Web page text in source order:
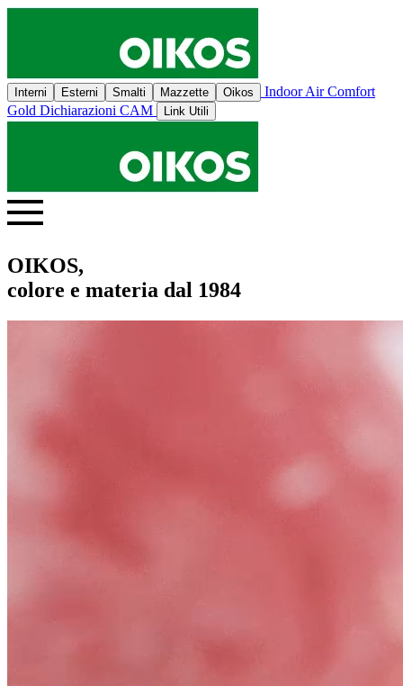
Interni Esterni Smalti Mazzette Oikos
Indoor Air Comfort
Gold Dichiarazioni CAM Link Utili
OIKOS,
colore e materia dal 1984